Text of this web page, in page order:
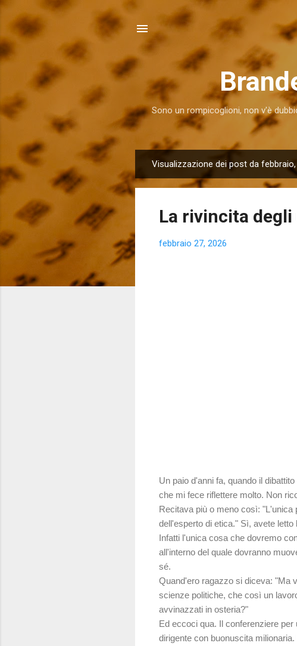
Sono un rompicoglioni, non v'è
o
Visualizzazione dei post da febbraio,
La rivincita
febbraio 27, 2026
Un paio d'anni fa, quando il
che mi fece riflettere molto. Non
Recitava più o meno così: "L'unica
dell'esperto di etica." Sì, avete
Infatti l'unica cosa che dovremo
all'interno del quale dovranno
sé.
Quand'ero ragazzo si diceva: "Ma
scienze politiche, che così un
avvinazzati in osteria?"
Ed eccoci qua. Il conferenziere
dirigente con buonuscita